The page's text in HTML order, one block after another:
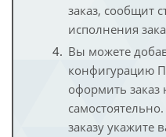
заказ, сообщит
исполнения
Вы можете
конфигурацию
оформить заказ
заказу укажите